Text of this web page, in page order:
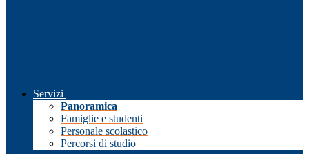
Servizi
Panoramica
Famiglie e studenti
Personale scolastico
Percorsi di studio